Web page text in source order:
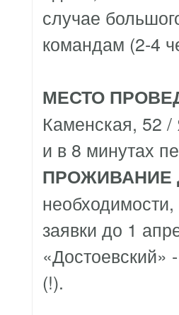
случае
командам (2-4
МЕСТО
Каменская, 52
и в 8 минутах
ПРОЖИВАНИЕ
заявки до 1
«Достоевский»
(!).